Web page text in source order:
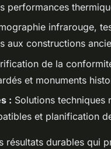
performances
infrarouge,
aux constructions
de la
et monuments
: Solutions techniques
et planification
résultats durables qui